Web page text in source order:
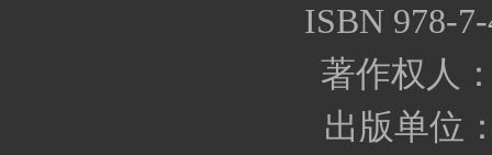
ISBN 978-
著作权人
出版单位